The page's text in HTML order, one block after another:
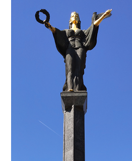
WSPÓŁPRACA
NASZE KONSORCJA